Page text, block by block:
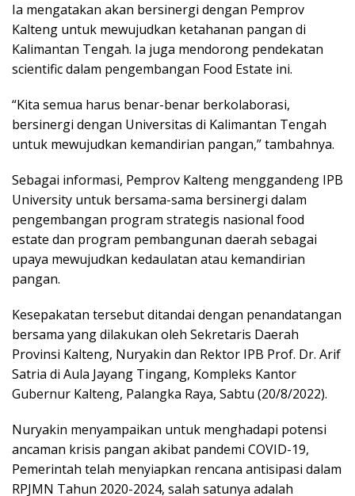
Ia mengatakan akan bersinergi dengan Pemprov
Kalteng untuk mewujudkan ketahanan pangan di
Kalimantan Tengah. Ia juga mendorong pendekatan
scientific dalam pengembangan Food Estate ini.
“Kita semua harus benar-benar berkolaborasi,
bersinergi dengan Universitas di Kalimantan Tengah
untuk mewujudkan kemandirian pangan,” tambahnya.
Sebagai informasi, Pemprov Kalteng menggandeng IPB
University untuk bersama-sama bersinergi dalam
pengembangan program strategis nasional food
estate dan program pembangunan daerah sebagai
upaya mewujudkan kedaulatan atau kemandirian
pangan.
Kesepakatan tersebut ditandai dengan penandatangan
bersama yang dilakukan oleh Sekretaris Daerah
Provinsi Kalteng, Nuryakin dan Rektor IPB Prof. Dr. Arif
Satria di Aula Jayang Tingang, Kompleks Kantor
Gubernur Kalteng, Palangka Raya, Sabtu (20/8/2022).
Nuryakin menyampaikan untuk menghadapi potensi
ancaman krisis pangan akibat pandemi COVID-19,
Pemerintah telah menyiapkan rencana antisipasi dalam
RPJMN Tahun 2020-2024, salah satunya adalah